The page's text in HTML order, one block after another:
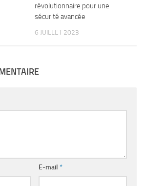
révolutionnaire pour une
sécurité avancée
6 JUILLET 2023
E-mail *